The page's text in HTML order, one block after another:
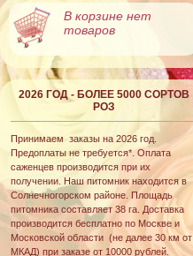
В корзине нет
товаров
2026 ГОД - БОЛЕЕ 5000 СОРТОВ
РОЗ
Принимаем заказы на 2026 год.
Предоплаты не требуется*. Оплата
саженцев производится при их
получении. Наш питомник находится в
Солнечногорском районе. Площадь
питомника составляет 38 га. Доставка
производится бесплатно по Москве и
Московской области (не далее 30 км от
МКАД) при заказе от 10000 рублей.